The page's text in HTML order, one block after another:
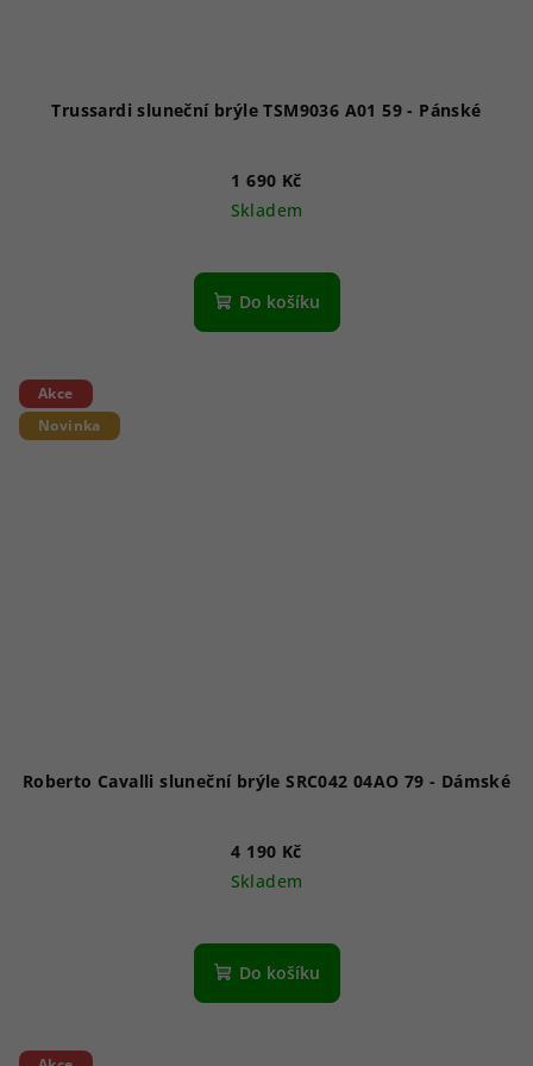
Trussardi sluneční brýle TSM9036 A01 59 - Pánské
1 690 Kč
Skladem
Do košíku
Akce
Novinka
Roberto Cavalli sluneční brýle SRC042 04AO 79 - Dámské
4 190 Kč
Skladem
Do košíku